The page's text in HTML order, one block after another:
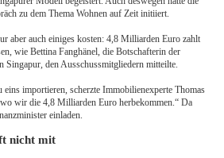
zu dem Thema Wohnen auf Zeit initiiert.
aber auch einiges kosten: 4,8 Milliarden Euro zahlt
wie Bettina Fanghänel, die Botschafterin der
Singapur, den Ausschussmitgliedern mitteilte.
importieren, scherzte Immobilienexperte Thomas
wir die 4,8 Milliarden Euro herbekommen.“ Da
einladen.
nicht mit